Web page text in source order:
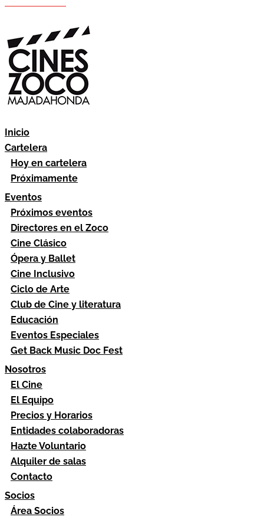
Inicio
Cartelera
Hoy en cartelera
Próximamente
Eventos
Próximos eventos
Directores en el Zoco
Cine Clásico
Ópera y Ballet
Cine Inclusivo
Ciclo de Arte
Club de Cine y literatura
Educación
Eventos Especiales
Get Back Music Doc Fest
Nosotros
El Cine
El Equipo
Precios y Horarios
Entidades colaboradoras
Hazte Voluntario
Alquiler de salas
Contacto
Socios
Área Socios